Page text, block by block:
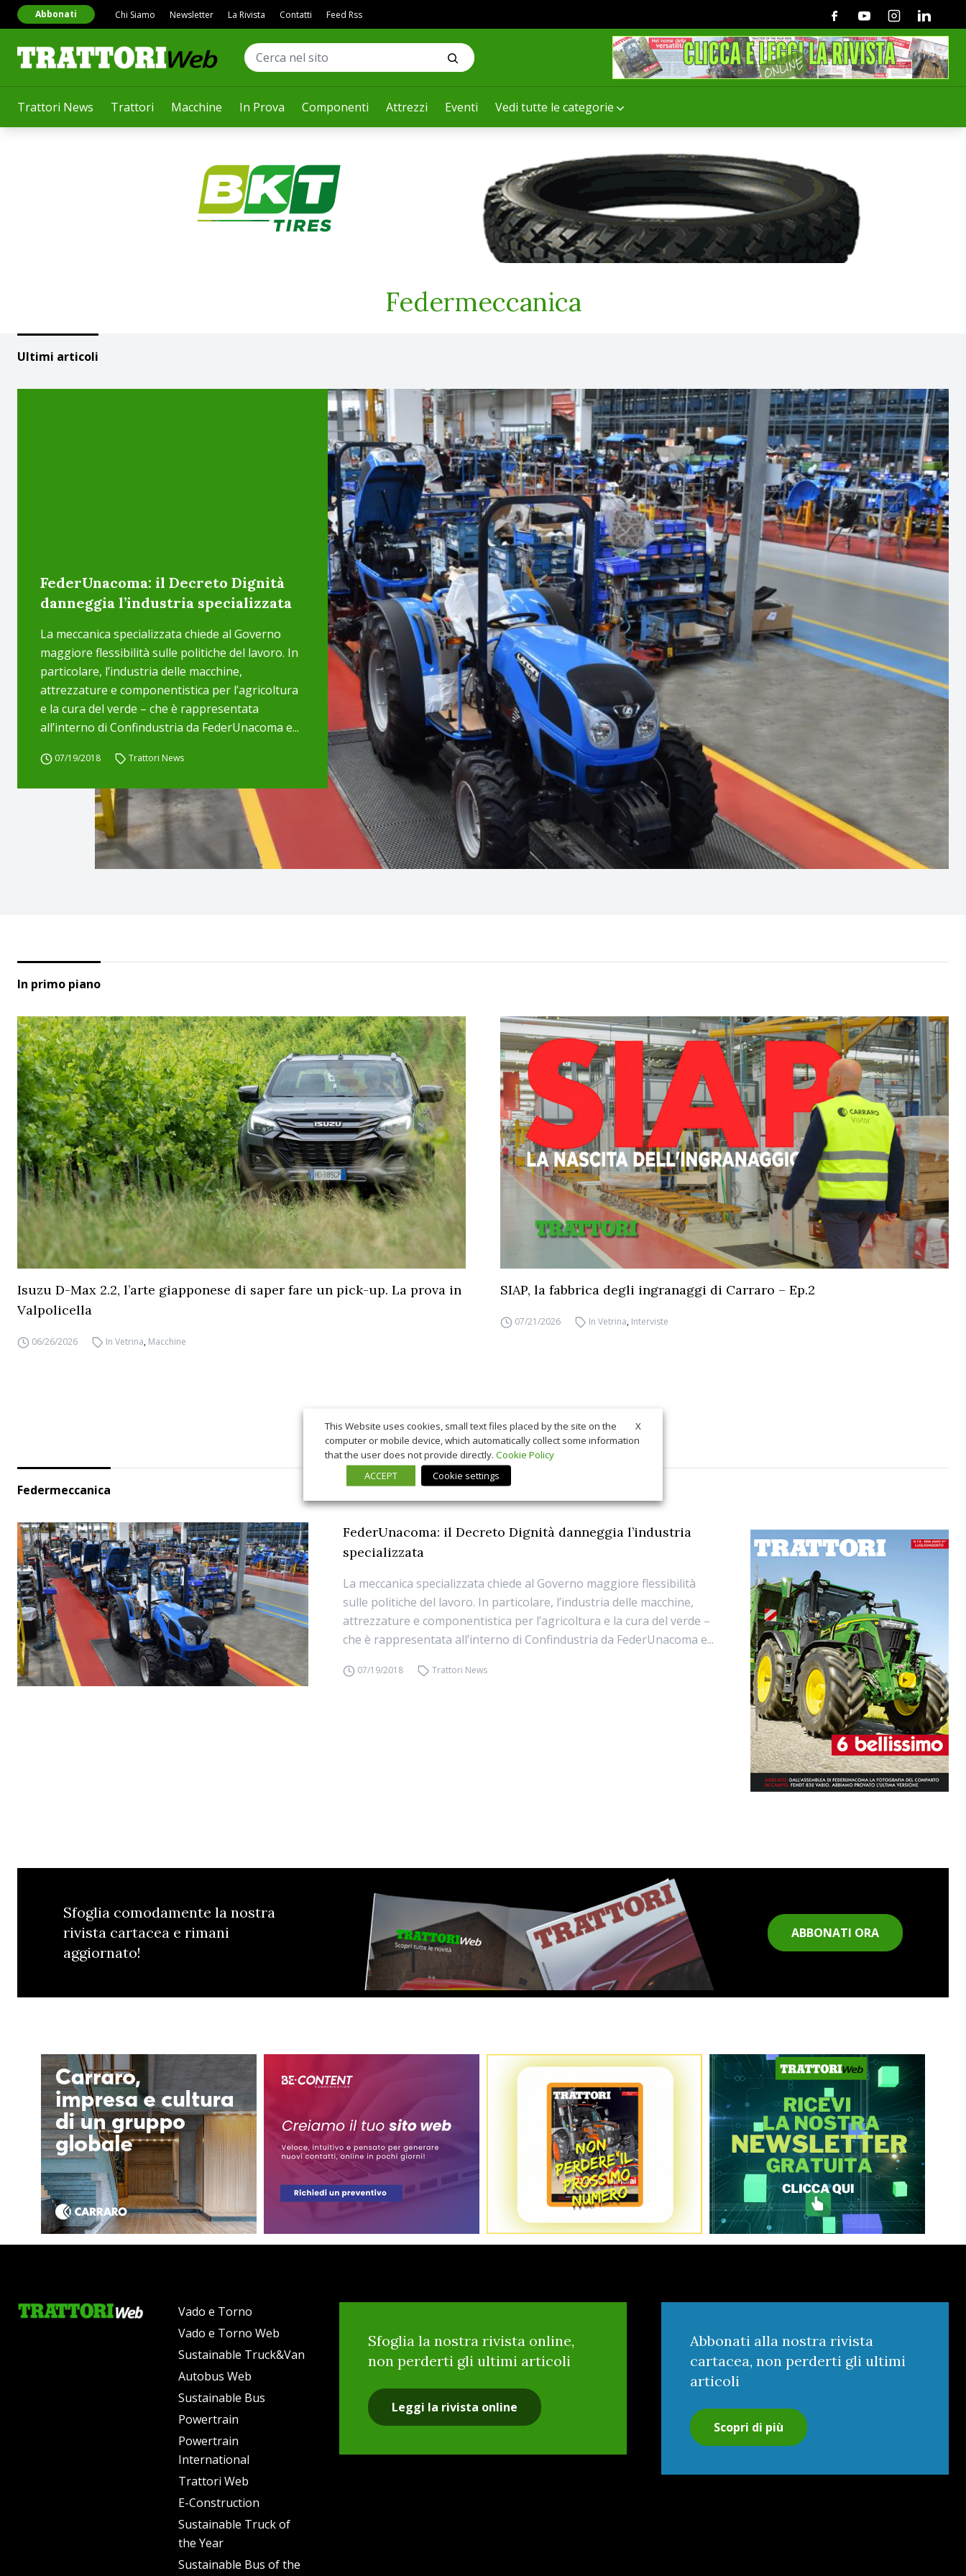
Trattori News Trattori Macchine In Prova Componenti Attrezzi Eventi Vedi tutte le categorie
Abbonati Chi Siamo Newsletter La Rivista Contatti Feed Rss FacebookYoutubeInstagramLinkedin
Federmeccanica
Ultimi articoli
FederUnacoma: il Decreto Dignità
danneggia l’industria specializzata
La meccanica specializzata chiede al Governo
maggiore flessibilità sulle politiche del lavoro. In
particolare, l’industria delle macchine,
attrezzature e componentistica per l’agricoltura
e la cura del verde – che è rappresentata
all’interno di Confindustria da FederUnacoma e...
07/19/2018 Trattori News
In primo piano
Isuzu D-Max 2.2, l’arte giapponese di saper fare un pick-up. La prova in
Valpolicella
06/26/2026 In Vetrina, Macchine
SIAP, la fabbrica degli ingranaggi di Carraro – Ep.2
07/21/2026 In Vetrina, Interviste
Federmeccanica
FederUnacoma: il Decreto Dignità danneggia l’industria
specializzata
La meccanica specializzata chiede al Governo maggiore flessibilità
sulle politiche del lavoro. In particolare, l’industria delle macchine,
attrezzature e componentistica per l’agricoltura e la cura del verde –
che è rappresentata all’interno di Confindustria da FederUnacoma e...
07/19/2018 Trattori News
Sfoglia comodamente la nostra
rivista cartacea e rimani
aggiornato!
ABBONATI ORA
Vado e Torno
Vado e Torno Web
Sustainable Truck&Van
Autobus Web
Sustainable Bus
Powertrain
Powertrain
International
Trattori Web
E-Construction
Sustainable Truck of
the Year
Sustainable Bus of the
Sfoglia la nostra rivista online,
non perderti gli ultimi articoli
Leggi la rivista online
Abbonati alla nostra rivista
cartacea, non perderti gli ultimi
articoli
Scopri di più
X
This Website uses cookies, small text files placed by the site on the
computer or mobile device, which automatically collect some information
that the user does not provide directly. Cookie Policy
ACCEPT
Cookie settings